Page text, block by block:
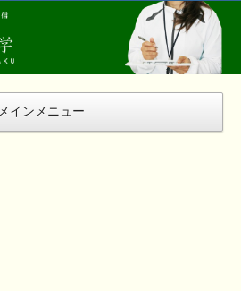
メインメニュー